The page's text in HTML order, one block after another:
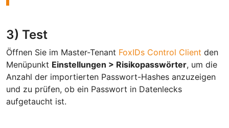
3) Test
Öffnen Sie im Master-Tenant FoxIDs Control Client den
Menüpunkt Einstellungen > Risikopasswörter, um die
Anzahl der importierten Passwort-Hashes anzuzeigen
und zu prüfen, ob ein Passwort in Datenlecks
aufgetaucht ist.